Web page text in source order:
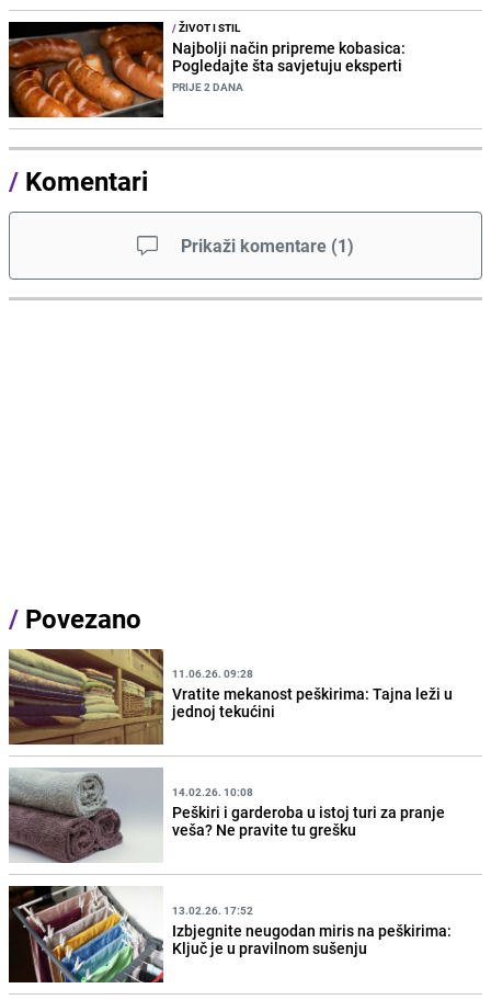
/ŽIVOT I STIL
Najbolji način pripreme kobasica:
Pogledajte šta savjetuju eksperti
PRIJE 2 DANA
/ Komentari
Prikaži komentare (1)
/ Povezano
11.06.26. 09:28
Vratite mekanost peškirima: Tajna leži u
jednoj tekućini
14.02.26. 10:08
Peškiri i garderoba u istoj turi za pranje
veša? Ne pravite tu grešku
13.02.26. 17:52
Izbjegnite neugodan miris na peškirima:
Ključ je u pravilnom sušenju